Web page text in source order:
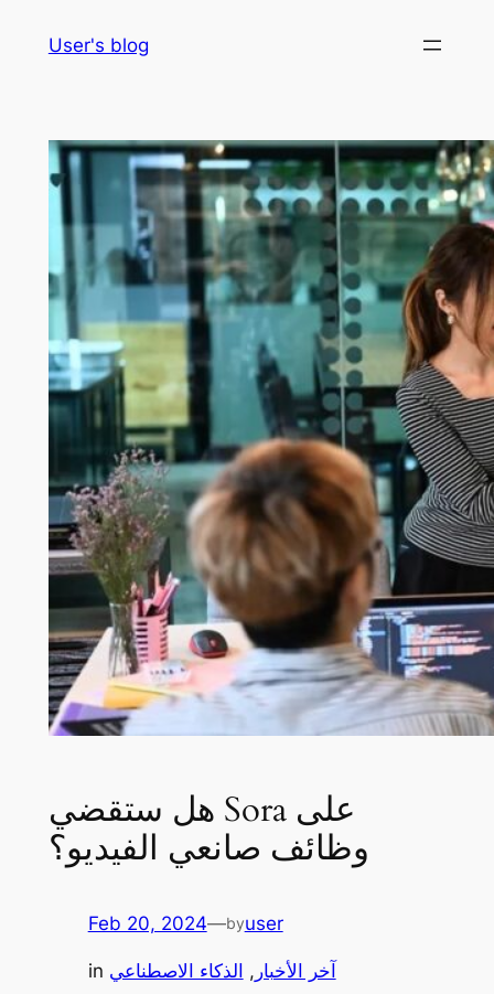
User's blog
هل ستقضي Sora على
وظائف صانعي الفيديو؟
Feb 20, 2024—byuser
in آخر الأخبار , الذكاء الاصطناعي